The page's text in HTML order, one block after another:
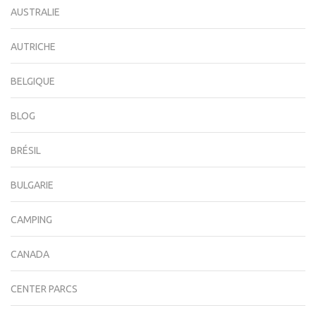
AUSTRALIE
AUTRICHE
BELGIQUE
BLOG
BRÉSIL
BULGARIE
CAMPING
CANADA
CENTER PARCS